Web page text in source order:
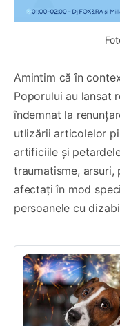
Amintim că în
Poporului au lansat
îndemnat la
utlizării articolelor
artificiile și
traumatisme, arsuri,
afectați în mod
persoanele cu